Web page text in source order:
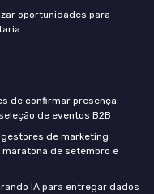
oportunidades para
de confirmar presença:
de eventos B2B
de marketing
de setembro e
IA para entregar dados